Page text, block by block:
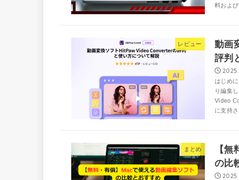
料および
レビュー
動画
評判
はじめ
り編集
Video
に支持さ
まとめ
【
の比